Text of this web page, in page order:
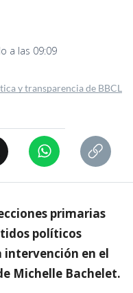
a las 09:09
y transparencia de BBCL
primarias
políticos
en el
Michelle Bachelet.